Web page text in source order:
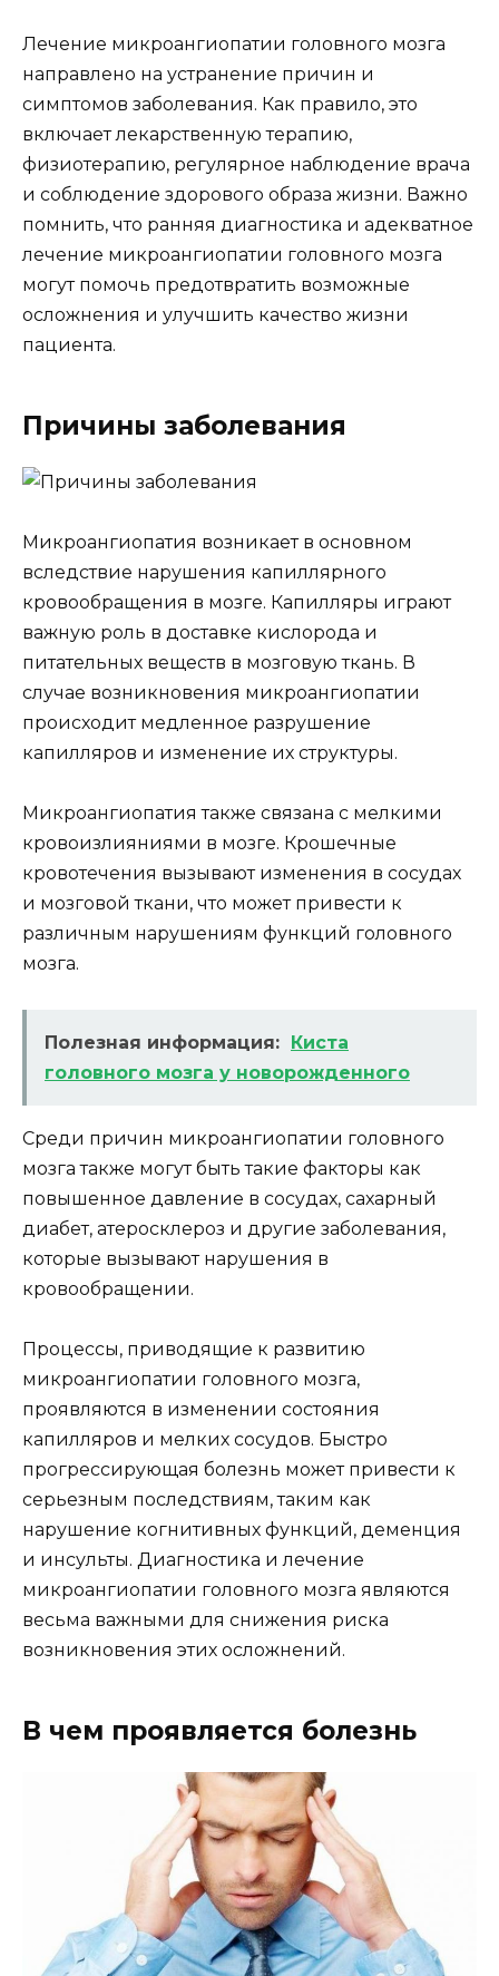
Лечение микроангиопатии головного мозга
направлено на устранение причин и
симптомов заболевания. Как правило, это
включает лекарственную терапию,
физиотерапию, регулярное наблюдение врача
и соблюдение здорового образа жизни. Важно
помнить, что ранняя диагностика и адекватное
лечение микроангиопатии головного мозга
могут помочь предотвратить возможные
осложнения и улучшить качество жизни
пациента.
Причины заболевания
Микроангиопатия возникает в основном
вследствие нарушения капиллярного
кровообращения в мозге. Капилляры играют
важную роль в доставке кислорода и
питательных веществ в мозговую ткань. В
случае возникновения микроангиопатии
происходит медленное разрушение
капилляров и изменение их структуры.
Микроангиопатия также связана с мелкими
кровоизлияниями в мозге. Крошечные
кровотечения вызывают изменения в сосудах
и мозговой ткани, что может привести к
различным нарушениям функций головного
мозга.
Полезная информация: Киста
головного мозга у новорожденного
Среди причин микроангиопатии головного
мозга также могут быть такие факторы как
повышенное давление в сосудах, сахарный
диабет, атеросклероз и другие заболевания,
которые вызывают нарушения в
кровообращении.
Процессы, приводящие к развитию
микроангиопатии головного мозга,
проявляются в изменении состояния
капилляров и мелких сосудов. Быстро
прогрессирующая болезнь может привести к
серьезным последствиям, таким как
нарушение когнитивных функций, деменция
и инсульты. Диагностика и лечение
микроангиопатии головного мозга являются
весьма важными для снижения риска
возникновения этих осложнений.
В чем проявляется болезнь